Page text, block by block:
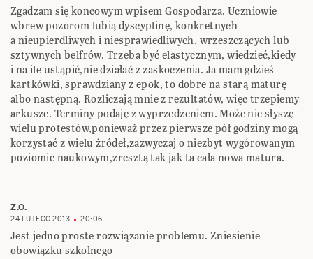
Zgadzam się koncowym wpisem Gospodarza. Uczniowie
wbrew pozorom lubią dyscyplinę, konkretnych
a nieupierdliwych i niesprawiedliwych, wrzeszczących lub
sztywnych belfrów. Trzeba być elastycznym, wiedzieć,kiedy
i na ile ustąpić,nie działać z zaskoczenia. Ja mam gdzieś
kartkówki, sprawdziany z epok, to dobre na starą maturę
albo następną. Rozliczają mnie z rezultatów, więc trzepiemy
arkusze. Terminy podaję z wyprzedzeniem. Może nie słyszę
wielu protestów,ponieważ przez pierwsze pół godziny mogą
korzystać z wielu żródeł,zazwyczaj o niezbyt wygórowanym
poziomie naukowym,zresztą tak jak ta cała nowa matura.
Z.O.
24 LUTEGO 2013 20:06
Jest jedno proste rozwiązanie problemu. Zniesienie
obowiązku szkolnego